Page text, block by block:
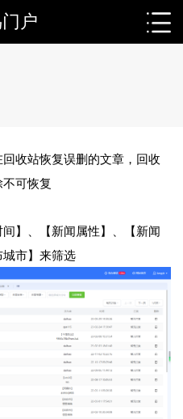
户
收站恢复误删的文章，回收
可恢复
】、【新闻属性】、【新闻
市】来筛选